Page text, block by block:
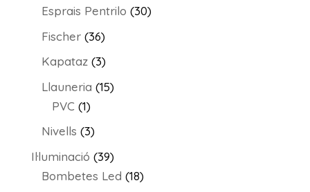
productes
Esprais Pentrilo 3030
Fischer 3636
productes
Kapataz 33
productes
Llauneria 1515
PVC 11
producte
Nivells 33
productes
Il·luminació 3939
productes
Bombetes Led 1818